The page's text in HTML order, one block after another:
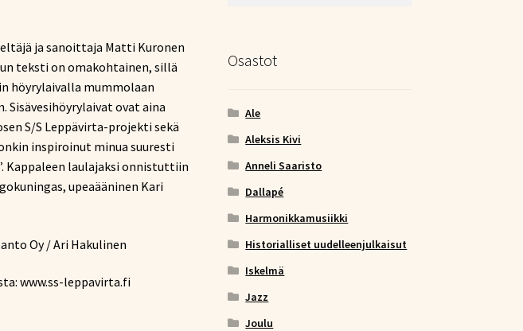
ja sanoittaja Matti Kuronen
teksti on omakohtainen, sillä
höyrylaivalla mummolaan
Sisävesihöyrylaivat ovat aina
S/S Leppävirta-projekti sekä
inspiroinut minua suuresti
Kappaleen laulajaksi onnistuttiin
upeaääninen Kari
Oy / Ari Hakulinen
www.ss-leppavirta.fi
Osastot
Ale
Aleksis Kivi
Anneli Saaristo
Dallapé
Harmonikkamusiikki
Historialliset uudelleenjulkaisut
Iskelmä
Jazz
Joulu